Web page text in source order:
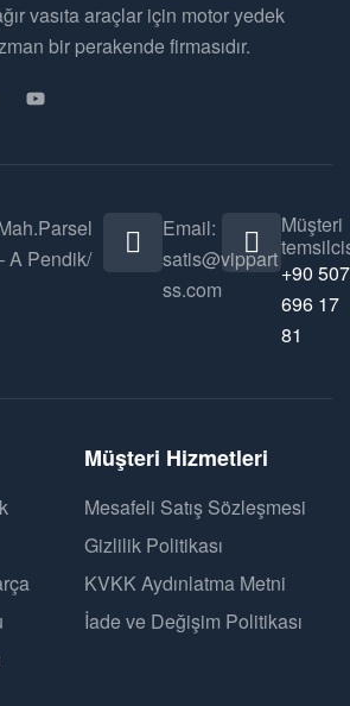
vasıta araçlar için motor yedek
bir perakende firmasıdır.
A Pendik/
Email:
satis@vippart
ss.com
Müşteri
+90 507
696 17
81
Müşteri Hizmetleri
Mesafeli Satış Sözleşmesi
Gizlilik Politikası
KVKK Aydınlatma Metni
İade ve Değişim Politikası